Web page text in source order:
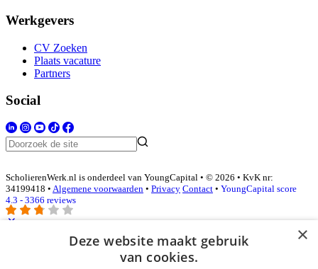
Werkgevers
CV Zoeken
Plaats vacature
Partners
Social
ScholierenWerk.nl is onderdeel van YoungCapital • © 2026 • KvK nr:
34199418 • Algemene voorwaarden • Privacy Contact • YoungCapital score
4.3 - 3366 reviews
Inloggen als bedrijf
×
Deze website maakt gebruik
van cookies.